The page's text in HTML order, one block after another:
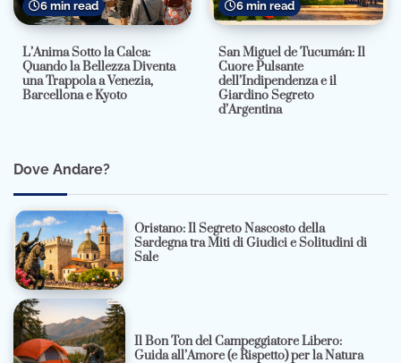
6 min read
L’Anima Sotto la Calca:
Quando la Bellezza Diventa
una Trappola a Venezia,
Barcellona e Kyoto
6 min read
San Miguel de Tucumán: Il
Cuore Pulsante
dell’Indipendenza e il
Giardino Segreto
d’Argentina
Dove Andare?
Oristano: Il Segreto Nascosto della
Sardegna tra Miti di Giudici e Solitudini di
Sale
Il Bon Ton del Campeggiatore Libero:
Guida all’Amore (e Rispetto) per la Natura